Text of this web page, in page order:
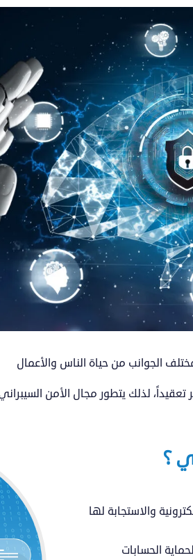
الجوانب من حياة الناس والأعمال
تعقيداً، لذلك يتطور مجال الأمن
؟
والاستجابة لها
الحسابات